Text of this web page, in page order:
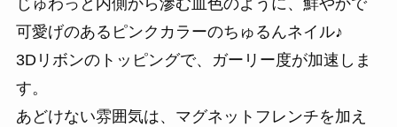
じゅわっと内側から滲む血色のように、鮮やかで
可愛げのあるピンクカラーのちゅるんネイル♪
3Dリボンのトッピングで、ガーリー度が加速しま
す。
あどけない雰囲気は、マグネットフレンチを加え